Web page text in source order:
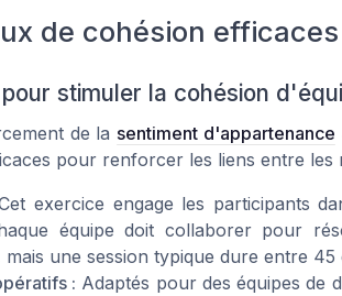
de cohésion efficaces
stimuler la cohésion
de la sentiment d'appartenance
pour renforcer les liens entre les
exercice engage les participants
équipe doit collaborer pour
une session typique dure entre 45
: Adaptés pour des équipes de